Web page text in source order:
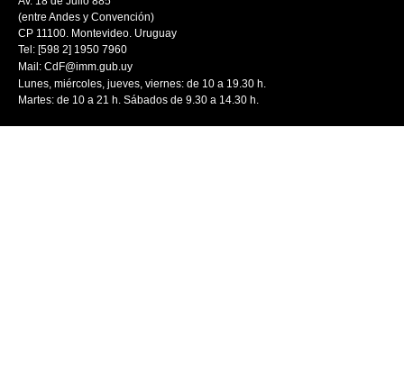
(entre Andes y Convención)
CP 11100. Montevideo. Uruguay
Tel: [598 2] 1950 7960
Mail: CdF@imm.gub.uy
Lunes, miércoles, jueves, viernes: de 10 a 19.30 h.
Martes: de 10 a 21 h. Sábados de 9.30 a 14.30 h.